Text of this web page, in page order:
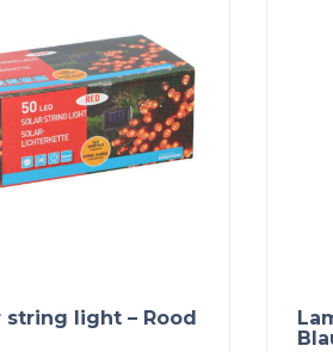
string light – Rood